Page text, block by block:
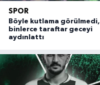
SPOR
Böyle kutlama görülmedi,
binlerce taraftar geceyi
aydınlattı